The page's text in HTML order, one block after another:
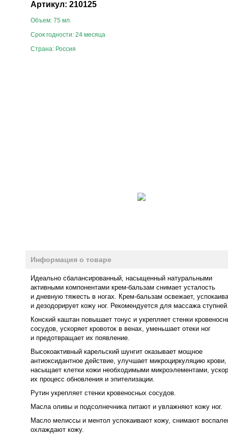
Артикул: 210125
Объем: 75 мл.
Срок годности: 24 месяца
Страна: Россия
Информация о товаре
Идеально сбалансированный, насыщенный натуральными
активными компонентами крем-бальзам снимает усталость
и дневную тяжесть в ногах. Крем-бальзам освежает,
и дезодорирует кожу ног. Рекомендуется для массажа
Конский каштан повышает тонус и укрепляет стенки
сосудов, ускоряет кровоток в венах, уменьшает отеки ног
и предотвращает их появление.
Высокоактивный карельский шунгит оказывает мощное
антиоксидантное действие, улучшает микроциркуляцию крови,
насыщает клетки кожи необходимыми микроэлементами,
их процесс обновления и эпителизации.
Рутин укрепляет стенки кровеносных сосудов.
Масла оливы и подсолнечника питают и увлажняют кожу ног.
Масло мелиссы и ментол успокаивают кожу, снимают
охлаждают кожу.